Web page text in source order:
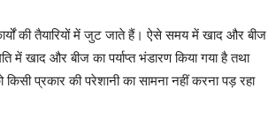
की तैयारियों में जुट जाते हैं। ऐसे समय में खाद और बीज
में खाद और बीज का पर्याप्त भंडारण किया गया है तथा
प्रकार की परेशानी का सामना नहीं करना पड़ रहा